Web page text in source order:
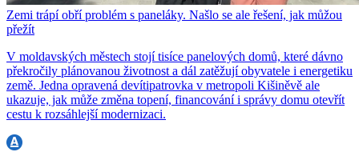
Zemi trápí obří problém s paneláky. Našlo se ale řešení, jak můžou
přežít
V moldavských městech stojí tisíce panelových domů, které dávno
překročily plánovanou životnost a dál zatěžují obyvatele i energetiku
země. Jedna opravená devítipatrovka v metropoli Kišiněvě ale
ukazuje, jak může změna topení, financování i správy domu otevřít
cestu k rozsáhlejší modernizaci.